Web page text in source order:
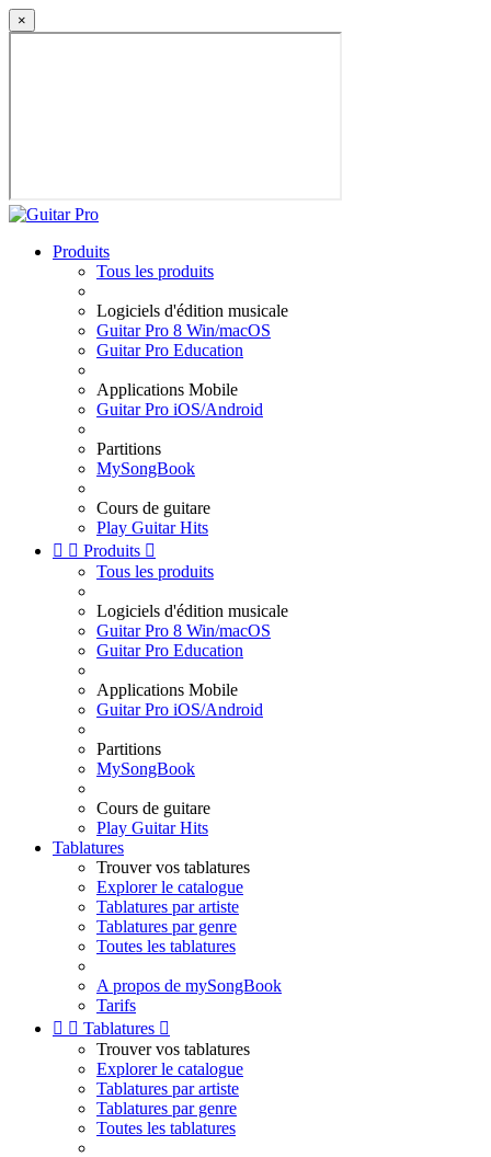
×
Produits
Tous les produits
Logiciels d'édition musicale
Guitar Pro 8 Win/macOS
Guitar Pro Education
Applications Mobile
Guitar Pro iOS/Android
Partitions
MySongBook
Cours de guitare
Play Guitar Hits
  Produits 
Tous les produits
Logiciels d'édition musicale
Guitar Pro 8 Win/macOS
Guitar Pro Education
Applications Mobile
Guitar Pro iOS/Android
Partitions
MySongBook
Cours de guitare
Play Guitar Hits
Tablatures
Trouver vos tablatures
Explorer le catalogue
Tablatures par artiste
Tablatures par genre
Toutes les tablatures
A propos de mySongBook
Tarifs
  Tablatures 
Trouver vos tablatures
Explorer le catalogue
Tablatures par artiste
Tablatures par genre
Toutes les tablatures